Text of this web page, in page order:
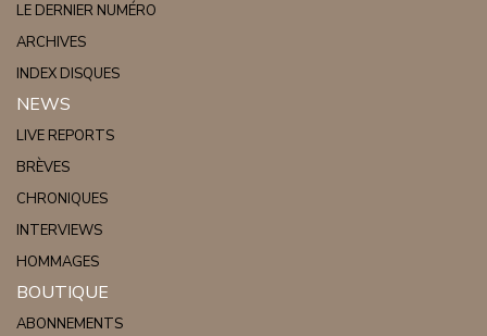
LE DERNIER NUMÉRO
ARCHIVES
INDEX DISQUES
NEWS
LIVE REPORTS
BRÈVES
CHRONIQUES
INTERVIEWS
HOMMAGES
BOUTIQUE
ABONNEMENTS